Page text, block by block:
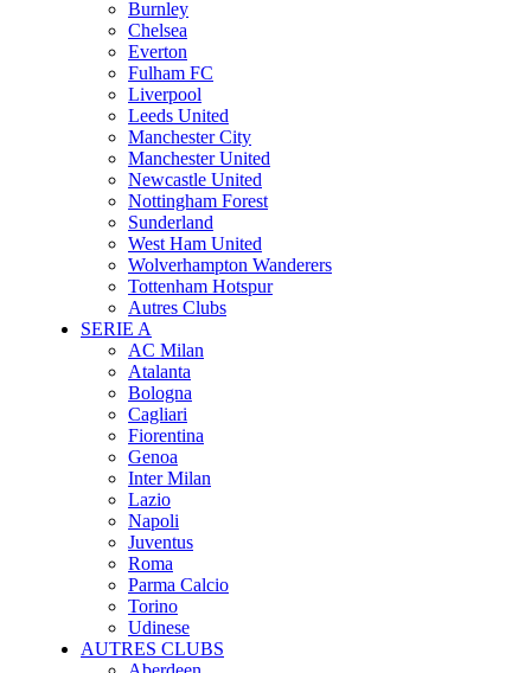
Burnley
Chelsea
Everton
Fulham FC
Liverpool
Leeds United
Manchester City
Manchester United
Newcastle United
Nottingham Forest
Sunderland
West Ham United
Wolverhampton Wanderers
Tottenham Hotspur
Autres Clubs
SERIE A
AC Milan
Atalanta
Bologna
Cagliari
Fiorentina
Genoa
Inter Milan
Lazio
Napoli
Juventus
Roma
Parma Calcio
Torino
Udinese
AUTRES CLUBS